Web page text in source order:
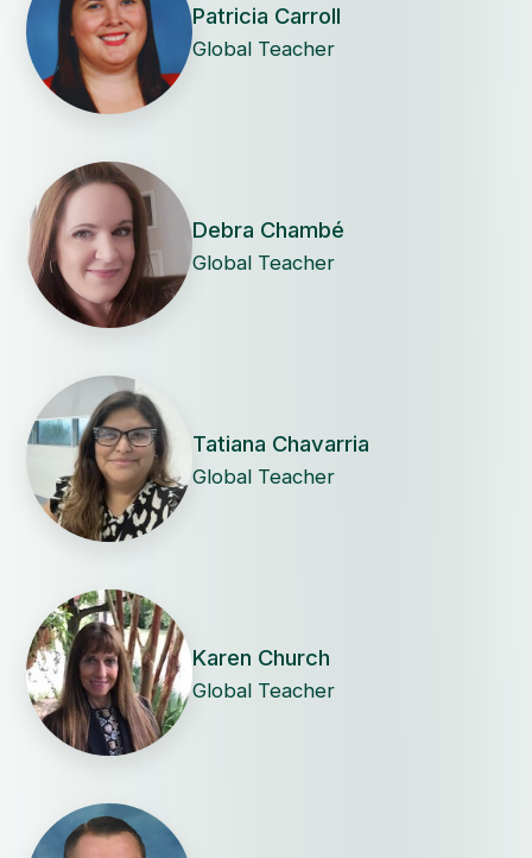
Patricia Carroll
Global Teacher
Debra Chambé
Global Teacher
Tatiana Chavarria
Global Teacher
Karen Church
Global Teacher